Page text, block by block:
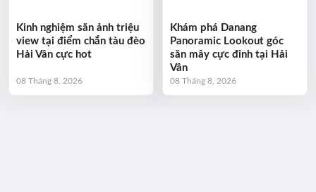
Kinh nghiệm săn ảnh triệu
view tại điểm chắn tàu đèo
Hải Vân cực hot
08 Tháng 8, 2026
Khám phá Danang
Panoramic Lookout góc
săn mây cực đỉnh tại Hải
Vân
08 Tháng 8, 2026